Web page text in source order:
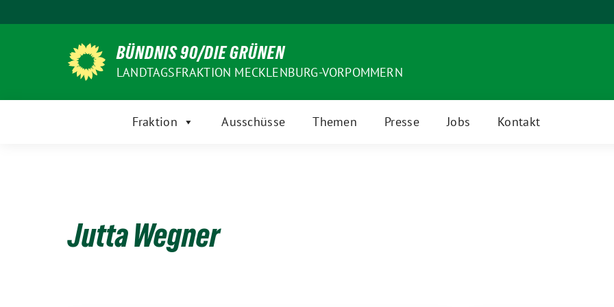
zum
BÜNDNIS 90/DIE GRÜNEN
LANDTAGSFRAKTION MECKLENBURG-VORPOMMERN
Fraktion Ausschüsse Themen Presse Jobs Kontakt
Jutta Wegner